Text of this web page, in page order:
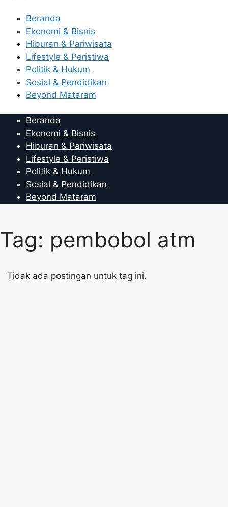
Beranda
Ekonomi & Bisnis
Hiburan & Pariwisata
Lifestyle & Peristiwa
Politik & Hukum
Sosial & Pendidikan
Beyond Mataram
Beranda
Ekonomi & Bisnis
Hiburan & Pariwisata
Lifestyle & Peristiwa
Politik & Hukum
Sosial & Pendidikan
Beyond Mataram
Tag: pembobol atm
Tidak ada postingan untuk tag ini.